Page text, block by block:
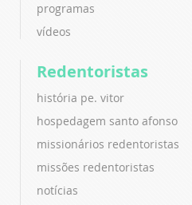
programas
vídeos
Redentoristas
história pe. vitor
hospedagem santo afonso
missionários redentoristas
missões redentoristas
notícias